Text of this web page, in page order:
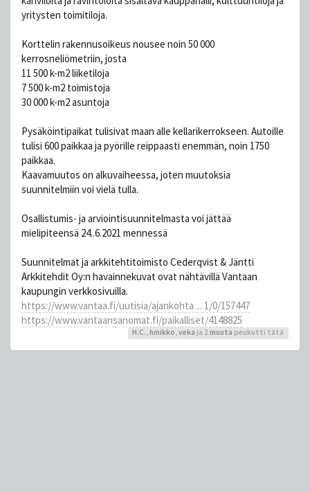
yritysten toimitiloja.
Korttelin rakennusoikeus nousee noin 50 000
kerrosneliömetriin, josta
11 500 k-m2 liiketiloja
7 500 k-m2 toimistoja
30 000 k-m2 asuntoja
Pysäköintipaikat tulisivat maan alle kellarikerrokseen. Autoille
tulisi 600 paikkaa ja pyörille reippaasti enemmän, noin 1750
paikkaa.
Kaavamuutos on alkuvaiheessa, joten muutoksia
suunnitelmiin voi vielä tulla.
Osallistumis- ja arviointisuunnitelmasta voi jättää
mielipiteensä 24..6.2021 mennessä
Suunnitelmat ja arkkitehtitoimisto Cederqvist & Jäntti
Arkkitehdit Oy:n havainnekuvat ovat nähtävillä Vantaan
kaupungin verkkosivuilla.
https://www.vantaa.fi/uutisia/ajankohta ... 1/0/157447
https://www.vantaansanomat.fi/paikalliset/4148825
H.C., hmikko,veka ja 2 muuta peukutti tätä